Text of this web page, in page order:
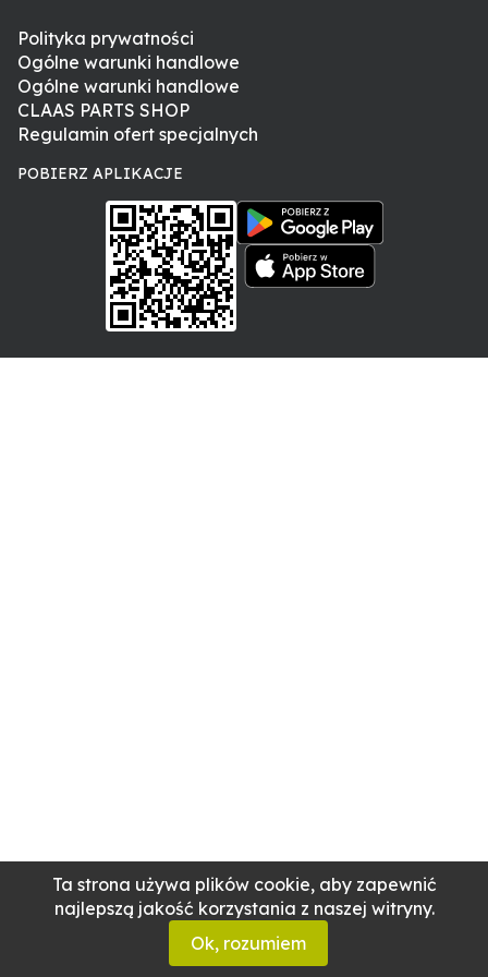
Ta strona używa plików cookie, aby zapewnić
najlepszą jakość korzystania z naszej witryny.
Ok, rozumiem
Polityka prywatności
Ogólne warunki handlowe
Ogólne warunki handlowe
CLAAS PARTS SHOP
Regulamin ofert specjalnych
POBIERZ APLIKACJE